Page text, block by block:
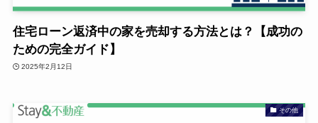
住宅ローン返済中の家を売却する方法とは？【成功の
ための完全ガイド】
2025年2月12日
その他